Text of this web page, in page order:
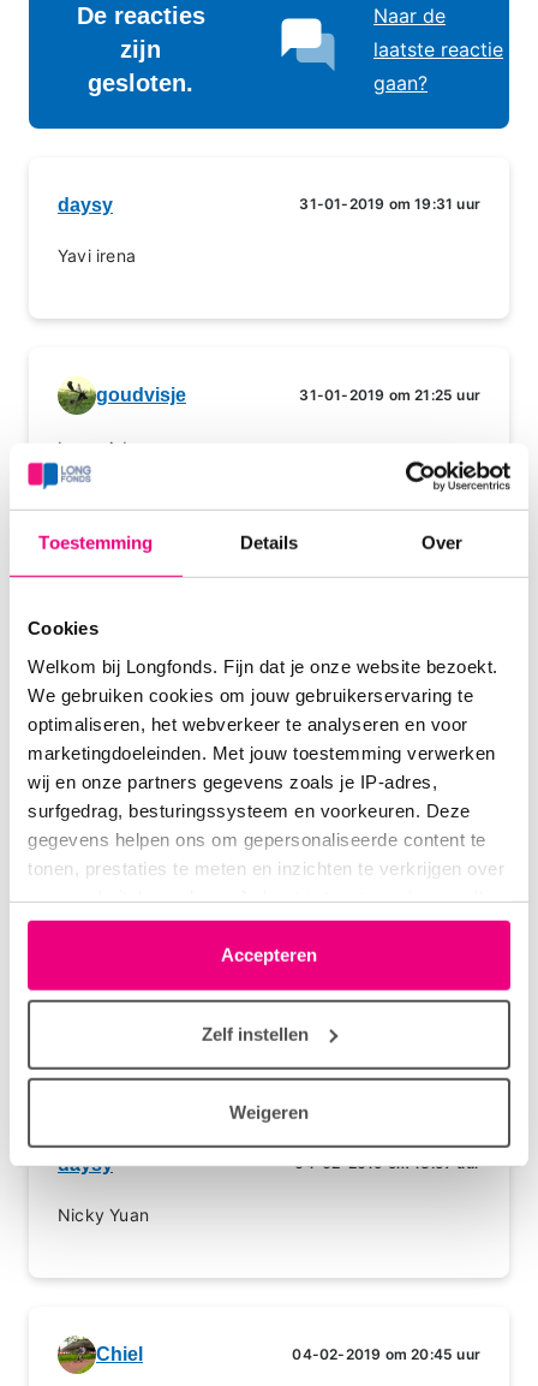
Toestemming Details Over
Cookies
Welkom bij Longfonds. Fijn dat je onze website bezoekt.
We gebruiken cookies om jouw gebruikerservaring te
optimaliseren, het webverkeer te analyseren en voor
marketingdoeleinden. Met jouw toestemming verwerken
wij en onze partners gegevens zoals je IP-adres,
surfgedrag, besturingssysteem en voorkeuren. Deze
gegevens helpen ons om gepersonaliseerde content te
tonen, prestaties te meten en inzichten te verkrijgen over
moment wijzigen of intrekken via het cookie-icoontje
linksonder elke pagina. De lijst met partners is te vinden
in het tabblad “details”.
Accepteren
Zelf instellen
Weigeren
De reacties
zijn
gesloten.
Naar de
laatste reactie
gaan?
daysy 31-01-2019 om 19:31 uur
Yavi irena
goudvisje 31-01-2019 om 21:25 uur
Irena-Adam
Adam - Marleen
goudvisje 02-02-2019 om 22:26 uur
Marleen-Natan
daysy 04-02-2019 om 18:57 uur
Nicky Yuan
Chiel 04-02-2019 om 20:45 uur